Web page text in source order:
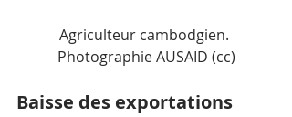
Agriculteur cambodgien.
Photographie AUSAID (cc)
Baisse des exportations